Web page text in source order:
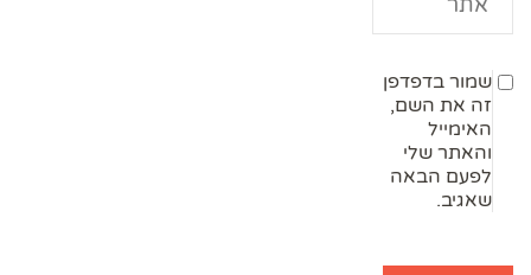
שמור בדפדפן
זה את השם,
האימייל
והאתר שלי
לפעם הבאה
שאגיב.